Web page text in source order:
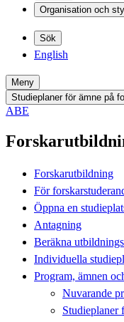
Organisation och
Sök
English
Meny
Studieplaner för ämne på
ABE
Forskarutbildning
För
Öppna en
Antagning
Beräkna
Individuella
Program, ämnen
Nuvarande
Studieplaner